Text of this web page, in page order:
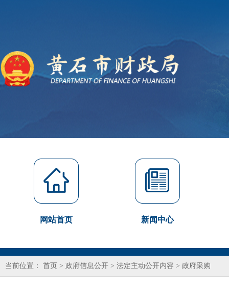
网站首页 新闻中心
当前位置： 首页 > 政府信息公开 > 法定主动公开内容 > 政府采购